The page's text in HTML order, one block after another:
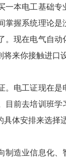
本电工基础
握系统理论
现在电气自
来你接触进口
电工证现在
前去培训班
体安排来选择
造业信息化